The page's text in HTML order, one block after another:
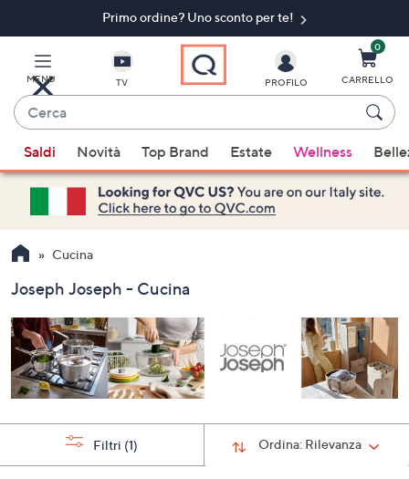
principale
Primo ordine? Uno sconto per te!​
MENU TV
Cerca
sono
disponibili
suggerimenti,
usa
i
freccia
su
e
giù
oppure
scorri
a
o
PROFILO
0
CARRELLO
Saldi Novità Top Brand Estate Wellness
Cucina
Joseph Joseph - Cucina
Ordina: Rilevanza
Filtri (1)